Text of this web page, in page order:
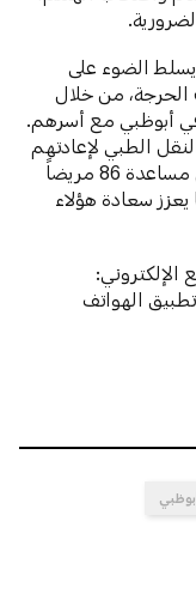
الضوء على
من خلال
أبوظبي مع أسرهم.
الطبي لإعادتهم
إلى وطنهم الأم. ونجحت هذه المبادرة في مساعدة 86 مريضاً
إطلاقها في عام 2023، ما يعزز سعادة هؤلاء
الهواتف